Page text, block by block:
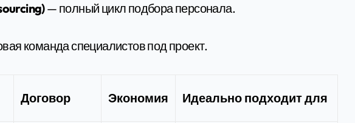
— полный цикл подбора персонала.
команда специалистов под проект.
Договор Экономия Идеально подходит для